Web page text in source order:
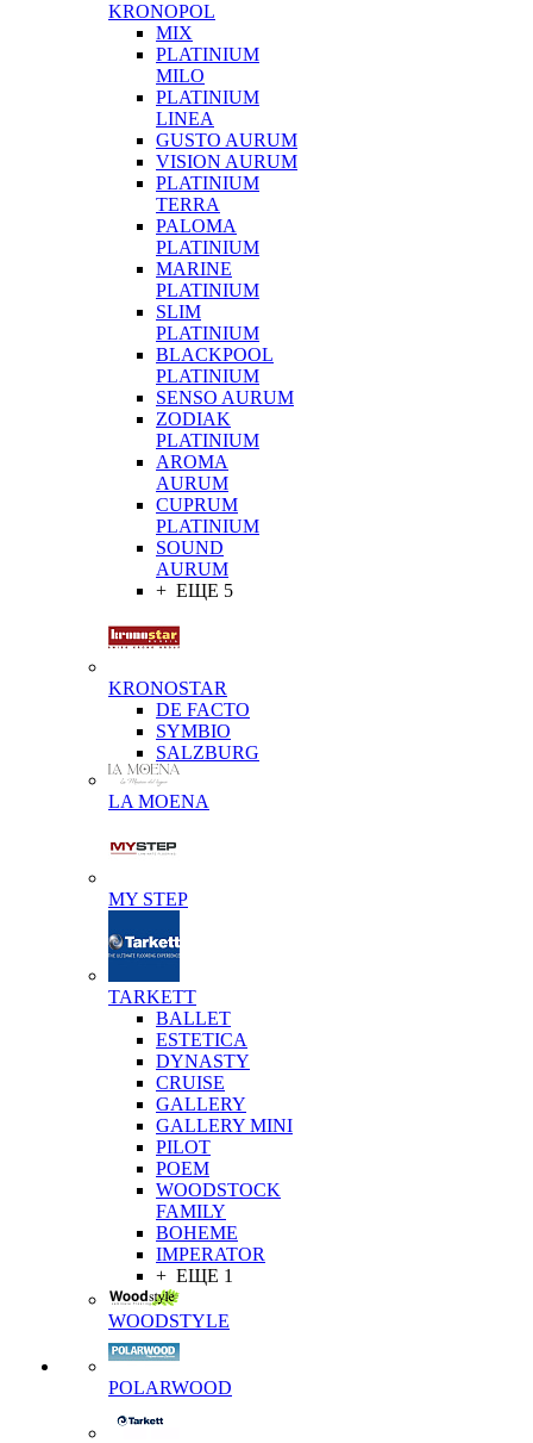
KRONOPOL
MIX
PLATINIUM
MILO
PLATINIUM
LINEA
GUSTO AURUM
VISION AURUM
PLATINIUM
TERRA
PALOMA
PLATINIUM
MARINE
PLATINIUM
SLIM
PLATINIUM
BLACKPOOL
PLATINIUM
SENSO AURUM
ZODIAK
PLATINIUM
AROMA
AURUM
CUPRUM
PLATINIUM
SOUND
AURUM
+ ЕЩЕ 5
KRONOSTAR
DE FACTO
SYMBIO
SALZBURG
LA MOENA
MY STEP
TARKETT
BALLET
ESTETICA
DYNASTY
CRUISE
GALLERY
GALLERY MINI
PILOT
POEM
WOODSTOCK
FAMILY
BOHEME
IMPERATOR
+ ЕЩЕ 1
WOODSTYLE
POLARWOOD